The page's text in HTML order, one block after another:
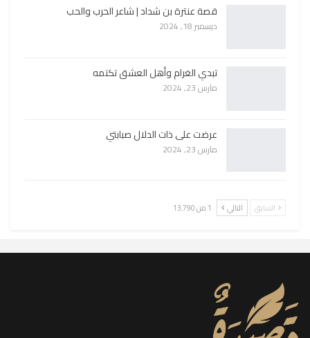
قصة عنترة بن شداد | شاعر الحرب والحب
ديسمبر 18, 2024
تبدي الغرام وأهل العشق تكتمه
مارس 23, 2024
عرضت على ذات الدلال صبابتي
مارس 23, 2024
السابق التالي 1 من 13٬790